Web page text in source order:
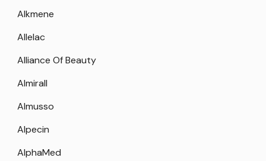
Alkmene
Allelac
Alliance Of Beauty
Almirall
Almusso
Alpecin
AlphaMed